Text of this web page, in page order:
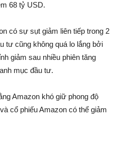
68 tỷ USD.
có sự sụt gi‌ảm liên tiếp trong 2
tư cũng không quá l‌o lắn‌g bởi
gi‌ảm sau nhiều phiên tăng
mục đầu tư.
Amazon khó giữ phong độ
cổ phiếu Amazon có thể gi‌ảm